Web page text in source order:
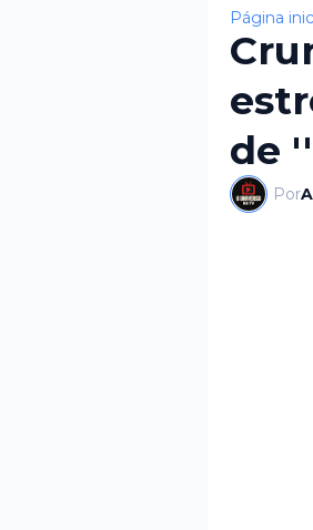
Página
de
Por